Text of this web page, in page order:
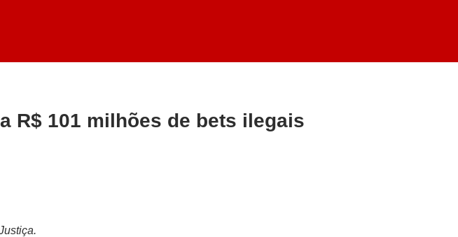
R$ 101 milhões de bets ilegais